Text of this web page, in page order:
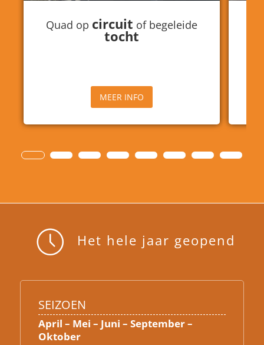
Quad op circuit of begeleide
tocht
MEER INFO
Het hele jaar geopend
SEIZOEN
April – Mei – Juni – September –
Oktober